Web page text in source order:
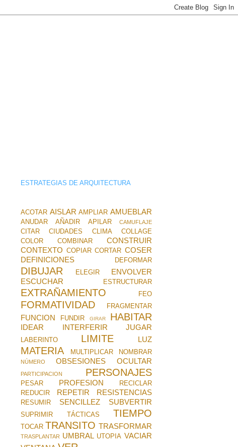
ESTRATEGIAS DE ARQUITECTURA
ACOTAR AISLAR AMPLIAR AMUEBLAR
ANUDAR AÑADIR APILAR CAMUFLAJE
CITAR CIUDADES CLIMA
COLLAGE
COLOR
COMBINAR
CONSTRUIR
CONTEXTO COPIAR CORTAR COSER
DEFINICIONES
DEFORMAR
DIBUJAR ELEGIR
ENVOLVER
ESCUCHAR
ESTRUCTURAR
EXTRAÑAMIENTO FEO
FORMATIVIDAD FRAGMENTAR
FUNCION FUNDIR GIRAR HABITAR
IDEAR INTERFERIR JUGAR
LABERINTO LIMITE LUZ
MATERIA MULTIPLICAR NOMBRAR
NÚMERO OBSESIONES OCULTAR
PARTICIPACION PERSONAJES
PESAR PROFESION
RECICLAR
REDUCIR
REPETIR RESISTENCIAS
RESUMIR SENCILLEZ SUBVERTIR
SUPRIMIR TÁCTICAS TIEMPO
TOCAR TRANSITO TRASFORMAR
TRASPLANTAR UMBRAL UTOPIA VACIAR